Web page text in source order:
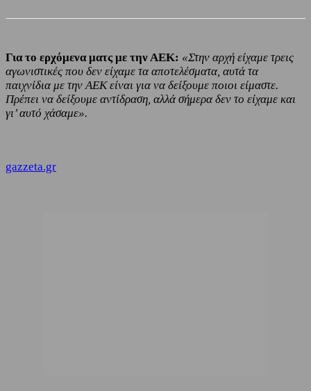
Για το ερχόμενα ματς με την ΑΕΚ: «Στην αρχή είχαμε τρεις
αγωνιστικές που δεν είχαμε τα αποτελέσματα, αυτά τα
παιχνίδια με την ΑΕΚ είναι για να δείξουμε ποιοι είμαστε.
Πρέπει να δείξουμε αντίδραση, αλλά σήμερα δεν το είχαμε και
γι’ αυτό χάσαμε».
gazzeta.gr